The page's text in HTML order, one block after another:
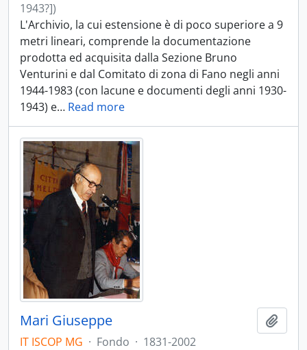
1943?])
L'Archivio, la cui estensione è di poco superiore a 9
metri lineari, comprende la documentazione
prodotta ed acquisita dalla Sezione Bruno
Venturini e dal Comitato di zona di Fano negli anni
1944-1983 (con lacune e documenti degli anni 1930-
1943) e… Read more
Mari Giuseppe
IT ISCOP MG · Fondo · 1831-2002